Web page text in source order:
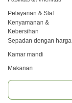
Pelayanan & Staf
Kenyamanan &
Kebersihan
Sepadan dengan harga
Kamar mandi
Makanan